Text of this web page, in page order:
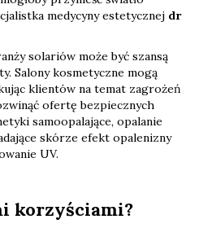
medycyny estetycznej dr
solariów może być szansą
Salony kosmetyczne mogą
klientów na temat zagrożeń
ofertę bezpiecznych
samoopalające, opalanie
skórze efekt opalenizny
UV.
korzyściami?